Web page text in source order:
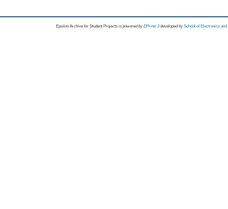
Epsilon Archive for Student Projects is powored byEPrints 3 developed by School of Electronics